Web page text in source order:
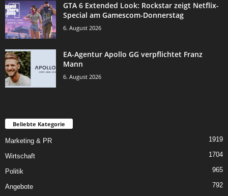
GTA 6 Extended Look: Rockstar zeigt Netflix-
Special am Gamescom-Donnerstag
6. August 2026
EA-Agentur Apollo GG verpflichtet Franz
Mann
6. August 2026
Beliebte Kategorie
Marketing & PR 1919
Wirtschaft 1704
Politik 965
Angebote 792